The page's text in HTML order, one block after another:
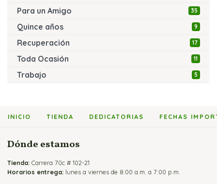
Para un Amigo 35
Quince años 9
Recuperación 17
Toda Ocasión 11
Trabajo 5
INICIO TIENDA DEDICATORIAS FECHAS
Dónde estamos
Tienda: Carrera 70c # 102-21
Horarios entrega: lunes a viernes de 8:00 a.m. a 7:00 p.m.